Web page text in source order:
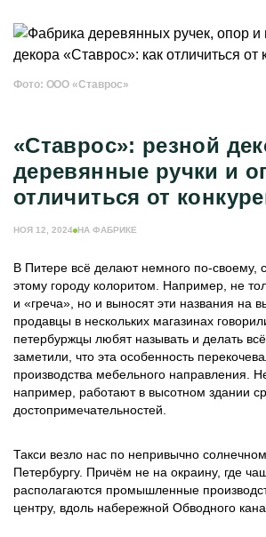
Фото: ООО «Ставрос»
«Ставрос»: резной
деревянные ручки и
отличиться от
НОЯ 12, 2024 НА ФАБРИКЕ
В Питере всё делают немного по-своему,
этому городу колоритом. Например, не
и «греча», но и выносят эти названия на
продавцы в нескольких магазинах
петербуржцы любят называть и делать
заметили, что эта особенность
производства мебельного направления.
например, работают в высотном здании
достопримечательностей.
Такси везло нас по непривычно
Петербургу. Причём не на окраину, где
располагаются промышленные
центру, вдоль набережной Обводного